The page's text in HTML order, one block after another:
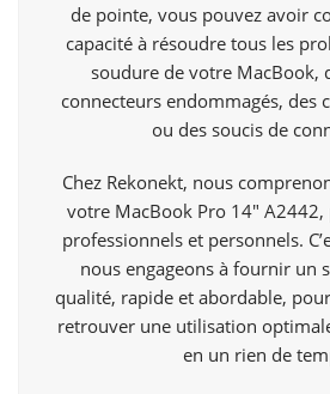
de pointe, vous pouvez avoir
capacité à résoudre tous les
soudure de votre MacBook,
connecteurs endommagés, des
ou des soucis de
Chez Rekonekt, nous
votre MacBook Pro 14″
professionnels et personnels.
nous engageons à fournir un
qualité, rapide et abordable,
retrouver une utilisation
en un rien de